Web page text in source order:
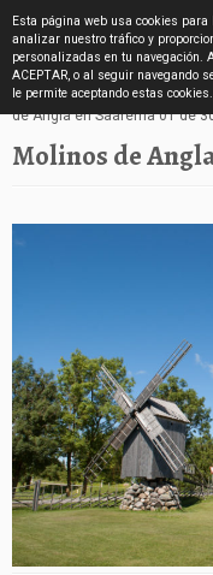
Saltar
al
contenido
Inicio » Los molinos de Angla
de Angla en Saarema 01 de
Molinos de
Esta página web usa cookies para
analizar nuestro tráfico y
personalizadas en tu navegación.
ACEPTAR, o al seguir navegando
le permite aceptando estas cookies.